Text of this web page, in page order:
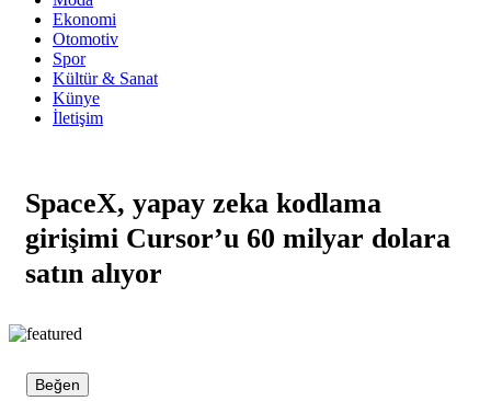
Ekonomi
Otomotiv
Spor
Kültür & Sanat
Künye
İletişim
SpaceX, yapay zeka kodlama
girişimi Cursor’u 60 milyar dolara
satın alıyor
Beğen